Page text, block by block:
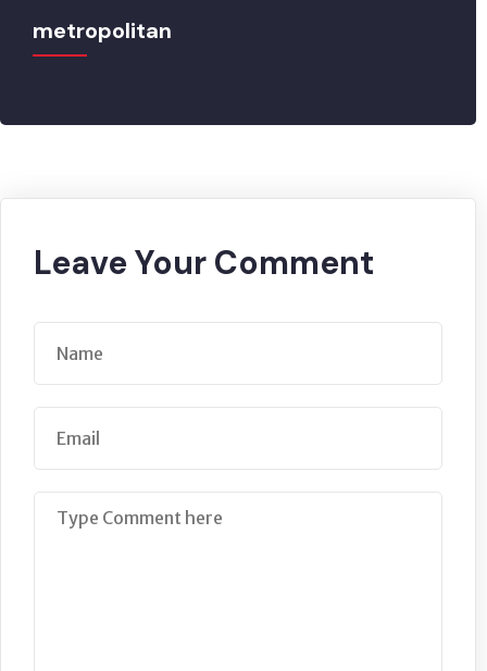
metropolitan
Leave Your Comment